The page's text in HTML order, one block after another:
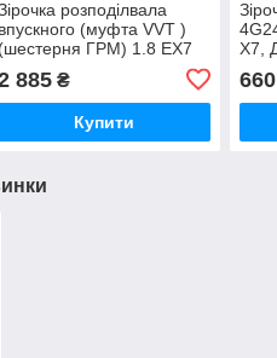
розподілвала
впускного (муфта VVT )
(шестерня ГРМ) 1.8 EX7
Емгранд ЕХ7
885₴
Купити
X7,
660